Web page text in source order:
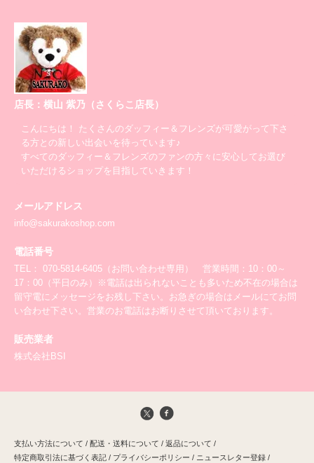
店長：横山 紫乃（さくらこ店長）
こんにちは！ たくさんのダッフィー＆フレンズが可愛がって下さ
る方との新しい出会いを待っています♪
すべてのダッフィー＆フレンズのファンの方々に安心してお選び
いただけるショップを目指していきます！
メールアドレス
info@sakurakoshop.com
電話番号
TEL： 070-5814-6405（お問い合わせ専用） 営業時間：10：00～
17：00（平日のみ）※電話は出られないことも多いため不在の場合は
留守電にメッセージをお残し下さい。お急ぎの場合はメールにてお問
い合わせ下さい。営業のお電話はお断りさせて頂いております。
販売業者
株式会社BSI
支払い方法について / 配送・送料について / 返品について /
特定商取引法に基づく表記 / プライバシーポリシー / ニュースレター登録 /